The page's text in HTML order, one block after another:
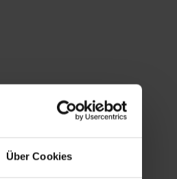
Über Cookies